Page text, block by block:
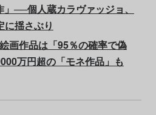
──個人蔵カラヴァッジョ、
に揺さぶり
画作品は「95％の確率で偽
万円超の「モネ作品」も